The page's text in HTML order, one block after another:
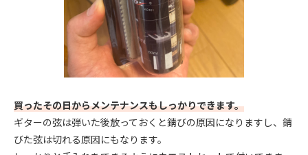
買ったその日からメンテナンスもしっかりできます。
ギターの弦は弾いた後放っておくと錆びの原因になりますし、錆
びた弦は切れる原因にもなります。